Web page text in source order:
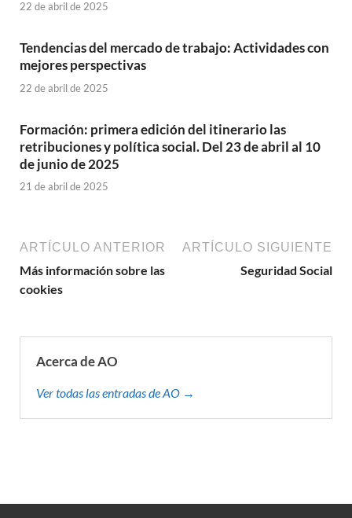
22 de abril de 2025
Tendencias del mercado de trabajo: Actividades con
mejores perspectivas
22 de abril de 2025
Formación: primera edición del itinerario las
retribuciones y política social. Del 23 de abril al 10
de junio de 2025
21 de abril de 2025
ARTÍCULO ANTERIOR
Más información sobre las
cookies
ARTÍCULO SIGUIENTE
Seguridad Social
Acerca de AO
Ver todas las entradas de AO →